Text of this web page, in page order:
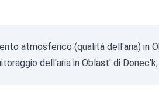
atmosferico (qualità dell'aria) in
dell'aria in Oblast' di